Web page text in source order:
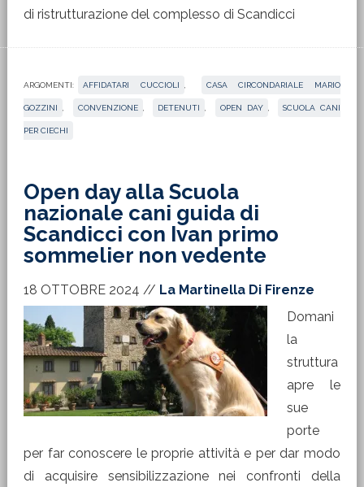
di ristrutturazione del complesso di Scandicci
ARGOMENTI: AFFIDATARI CUCCIOLI CASA CIRCONDARIALE MARIO
GOZZINI CONVENZIONE DETENUTI OPEN DAY SCUOLA CANI
PER CIECHI
Open day alla Scuola
nazionale cani guida di
Scandicci con Ivan primo
sommelier non vedente
18 OTTOBRE 2024 // La Martinella Di Firenze
Domani
la
struttura
apre le
sue
porte
per far conoscere le proprie attività e per dar modo
di acquisire sensibilizzazione nei confronti della